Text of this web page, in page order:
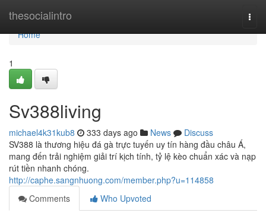
thesocialintro
Home
Home
1
Sv388living
michael4k31kub8 333 days ago News
Discuss
SV388 là thương hiệu đá gà trực tuyến uy tín hàng đầu châu Á,
mang đến trải nghiệm giải trí kịch tính, tỷ lệ kèo chuẩn xác và nạp
rút tiền nhanh chóng.
http://caphe.sangnhuong.com/member.php?u=114858
Comments
Who Upvoted